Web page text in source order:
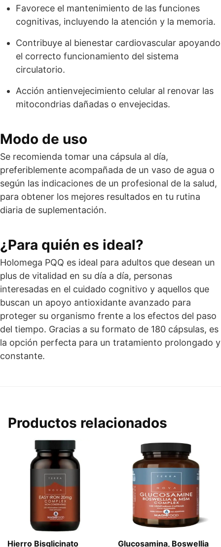
Favorece el mantenimiento de las funciones
cognitivas, incluyendo la atención y la memoria.
Contribuye al bienestar cardiovascular apoyando
el correcto funcionamiento del sistema
circulatorio.
Acción antienvejecimiento celular al renovar las
mitocondrias dañadas o envejecidas.
Modo de uso
Se recomienda tomar una cápsula al día,
preferiblemente acompañada de un vaso de agua o
según las indicaciones de un profesional de la salud,
para obtener los mejores resultados en tu rutina
diaria de suplementación.
¿Para quién es ideal?
Holomega PQQ es ideal para adultos que desean un
plus de vitalidad en su día a día, personas
interesadas en el cuidado cognitivo y aquellos que
buscan un apoyo antioxidante avanzado para
proteger su organismo frente a los efectos del paso
del tiempo. Gracias a su formato de 180 cápsulas, es
la opción perfecta para un tratamiento prolongado y
constante.
Productos relacionados
Hierro Bisglicinato Glucosamina, Boswellia